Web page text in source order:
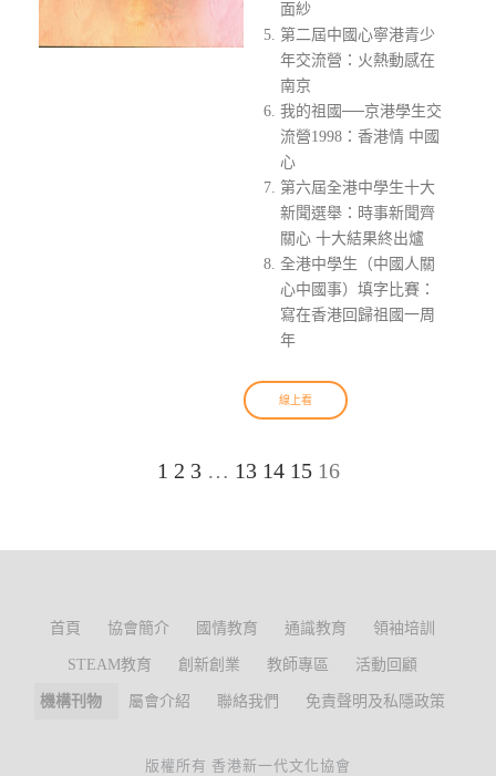
面紗
第二屆中國心寧港青少
年交流營：火熱動感在
南京
我的祖國──京港學生交
流營1998：香港情 中國
心
第六屆全港中學生十大
新聞選舉：時事新聞齊
關心 十大結果終出爐
全港中學生（中國人關
心中國事）填字比賽：
寫在香港回歸祖國一周
年
線上看
1 2 3 … 13 14 15 16
首頁 協會簡介 國情教育 通識教育 領袖培訓
STEAM教育 創新創業 教師專區 活動回顧
機構刊物 屬會介紹 聯絡我們 免責聲明及私隱政策
版權所有 香港新一代文化協會